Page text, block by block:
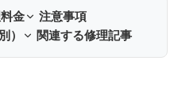
金
注意事項
）
関連する修理記事